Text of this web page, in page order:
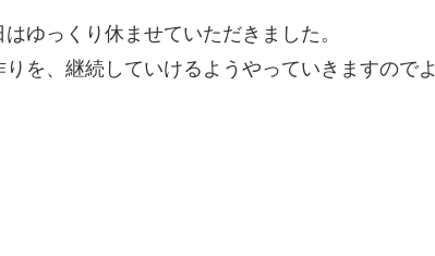
ゆっくり休ませていただきました。
を、継続していけるようやっていきますのでよ